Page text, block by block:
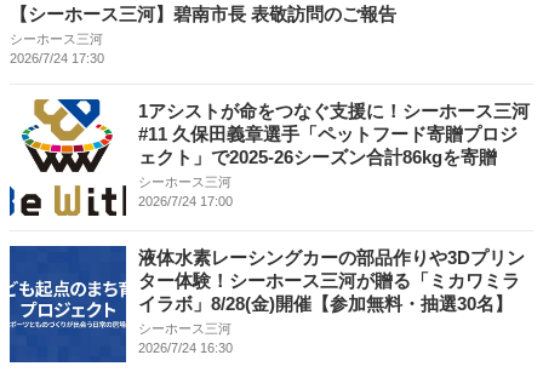
【シーホース三河】碧南市長 表敬訪問のご報告
シーホース三河
2026/7/24 17:30
1アシストが命をつなぐ支援に！シーホース三河
#11 久保田義章選手「ペットフード寄贈プロジ
ェクト」で2025-26シーズン合計86kgを寄贈
シーホース三河
2026/7/24 17:00
液体水素レーシングカーの部品作りや3Dプリン
ター体験！シーホース三河が贈る「ミカワミラ
イラボ」8/28(金)開催【参加無料・抽選30名】
シーホース三河
2026/7/24 16:30